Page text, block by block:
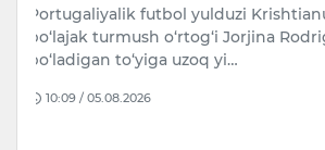
torojliklar fosh etildi.
Bu haqda Bosh prokuratura